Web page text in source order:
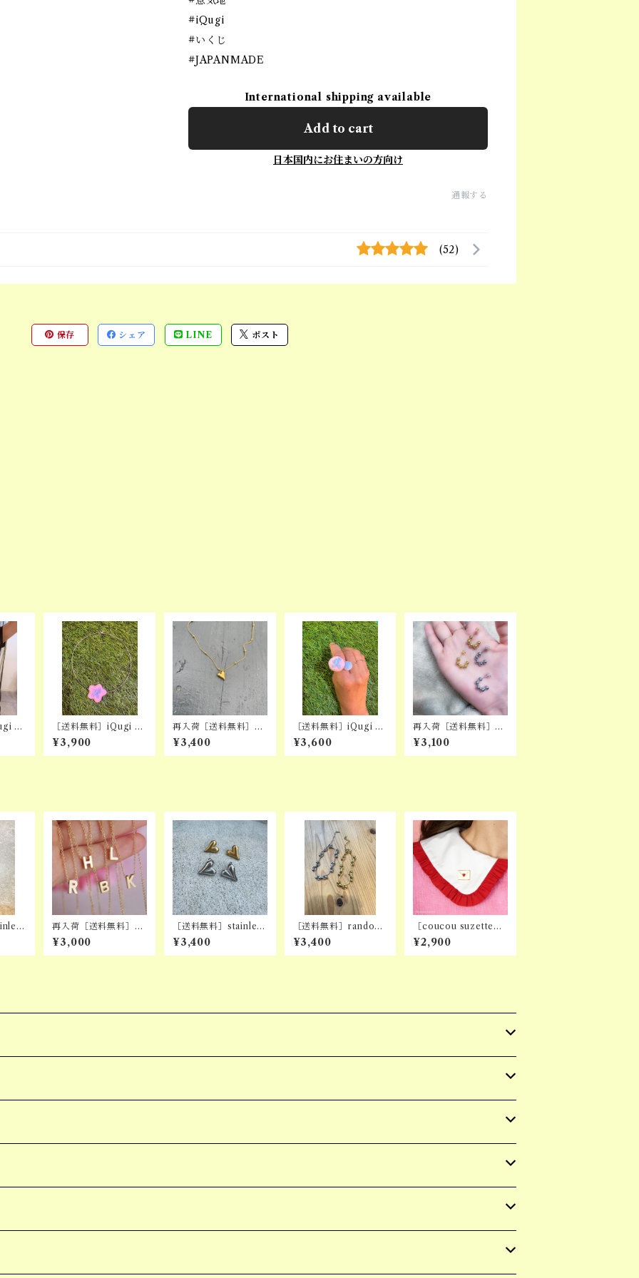
#iQugi
#いくじ
#JAPANMADE
International shipping available
Add to cart
日本国内にお住まいの方向け
通報する
(52)
保存 シェア LINE ポスト
紅
［送料無料］iQugi 紅
: 犬 CHOKER
¥3,900
再入荷［送料無料］st
ainless heart snake
necklace
¥3,400
［送料無料］iQugi 紅
: 犬 RING
¥3,600
再入荷［送料無料］ne
w sign piercing
¥3,100
再入荷［送料無料］al
phabet necklaces
¥3,000
［送料無料］stainless
nuance heart pierci
ng
¥3,400
［送料無料］random
chain bracelet
¥3,400
［coucou suzette］
LOVE LETTER PIN
S
¥2,900